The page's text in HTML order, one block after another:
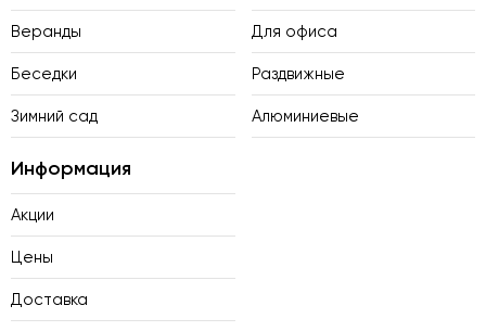
Веранды
Беседки
Зимний сад
Для офиса
Раздвижные
Алюминиевые
Информация
Акции
Цены
Доставка